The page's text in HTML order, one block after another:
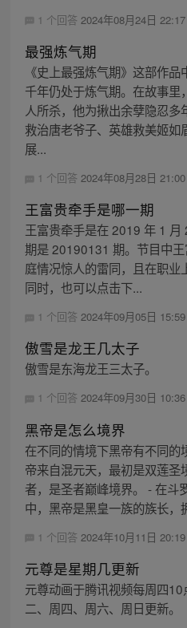
1 个回答 2024年08月24日 22:17
最强炼气期
《史上最强炼气期》这部作
千年仍处于炼气期。在故事
人所杀，他为揪出余孽隐忍
救治唐老爷子、英雄救美姬如
展...
1 个回答 2024年08月28日 21:00
王富贵牵手是哪一期
王富贵牵手是在 2019 年 1
期是 20190131 期。节目中
庭情况惊人的雷同，且在职
同时，也可以点击下...
1 个回答 2024年09月05日 15:59
傲雪是龙王几太子
傲雪是东海龙王三太子。
1 个回答 2024年09月30日 10:36
黑帝是怎么境界
在不同的情境下黑帝有不同
帝来自混元天，最初是双莲圣
者，是圣者巅峰境界。 - 在斗
中，黑帝是黑皇一族的族长，
1 个回答 2024年10月11日 20:19
元尊是星期几更新
元尊动画于腾讯视频每周四
二、周四、周六、周日更新。